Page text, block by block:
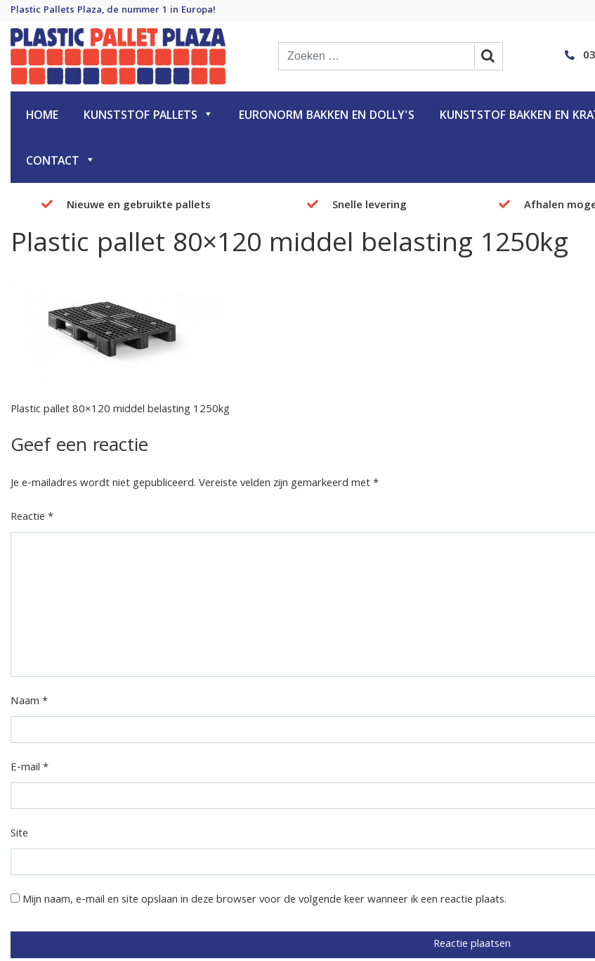
Plastic Pallets Plaza, de nummer 1 in Europa!
Plastic Pallet Plaza
Plastic Pallets Plaza, de nummer 1 in Europa!
HOME KUNSTSTOF PALLETS EURONORM BAKKEN EN DOLLY'S KUNSTSTOF BAKKEN EN
CONTACT
Nieuwe en gebruikte pallets Snelle levering Afhalen
Plastic pallet 80×120 middel belasting 1250kg
Plastic pallet 80×120 middel belasting 1250kg
Geef een reactie
Je e-mailadres wordt niet gepubliceerd.Vereiste velden zijn gemarkeerd met*
Reactie*
Naam*
E-mail*
Site
Mijn naam, e-mail en site opslaan in deze browser voor de volgende keer wanneer ik een reactie plaats.